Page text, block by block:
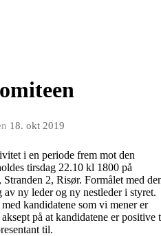
18. okt 2019
i en periode frem mot den
tirsdag 22.10 kl 1800 på
2, Risør. Formålet med
ny leder og ny nestleder i styret.
kandidatene som vi mener er
på at kandidatene er positive
til.